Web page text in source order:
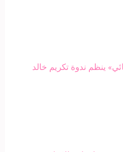
ينظم ندوة تكريم خالد